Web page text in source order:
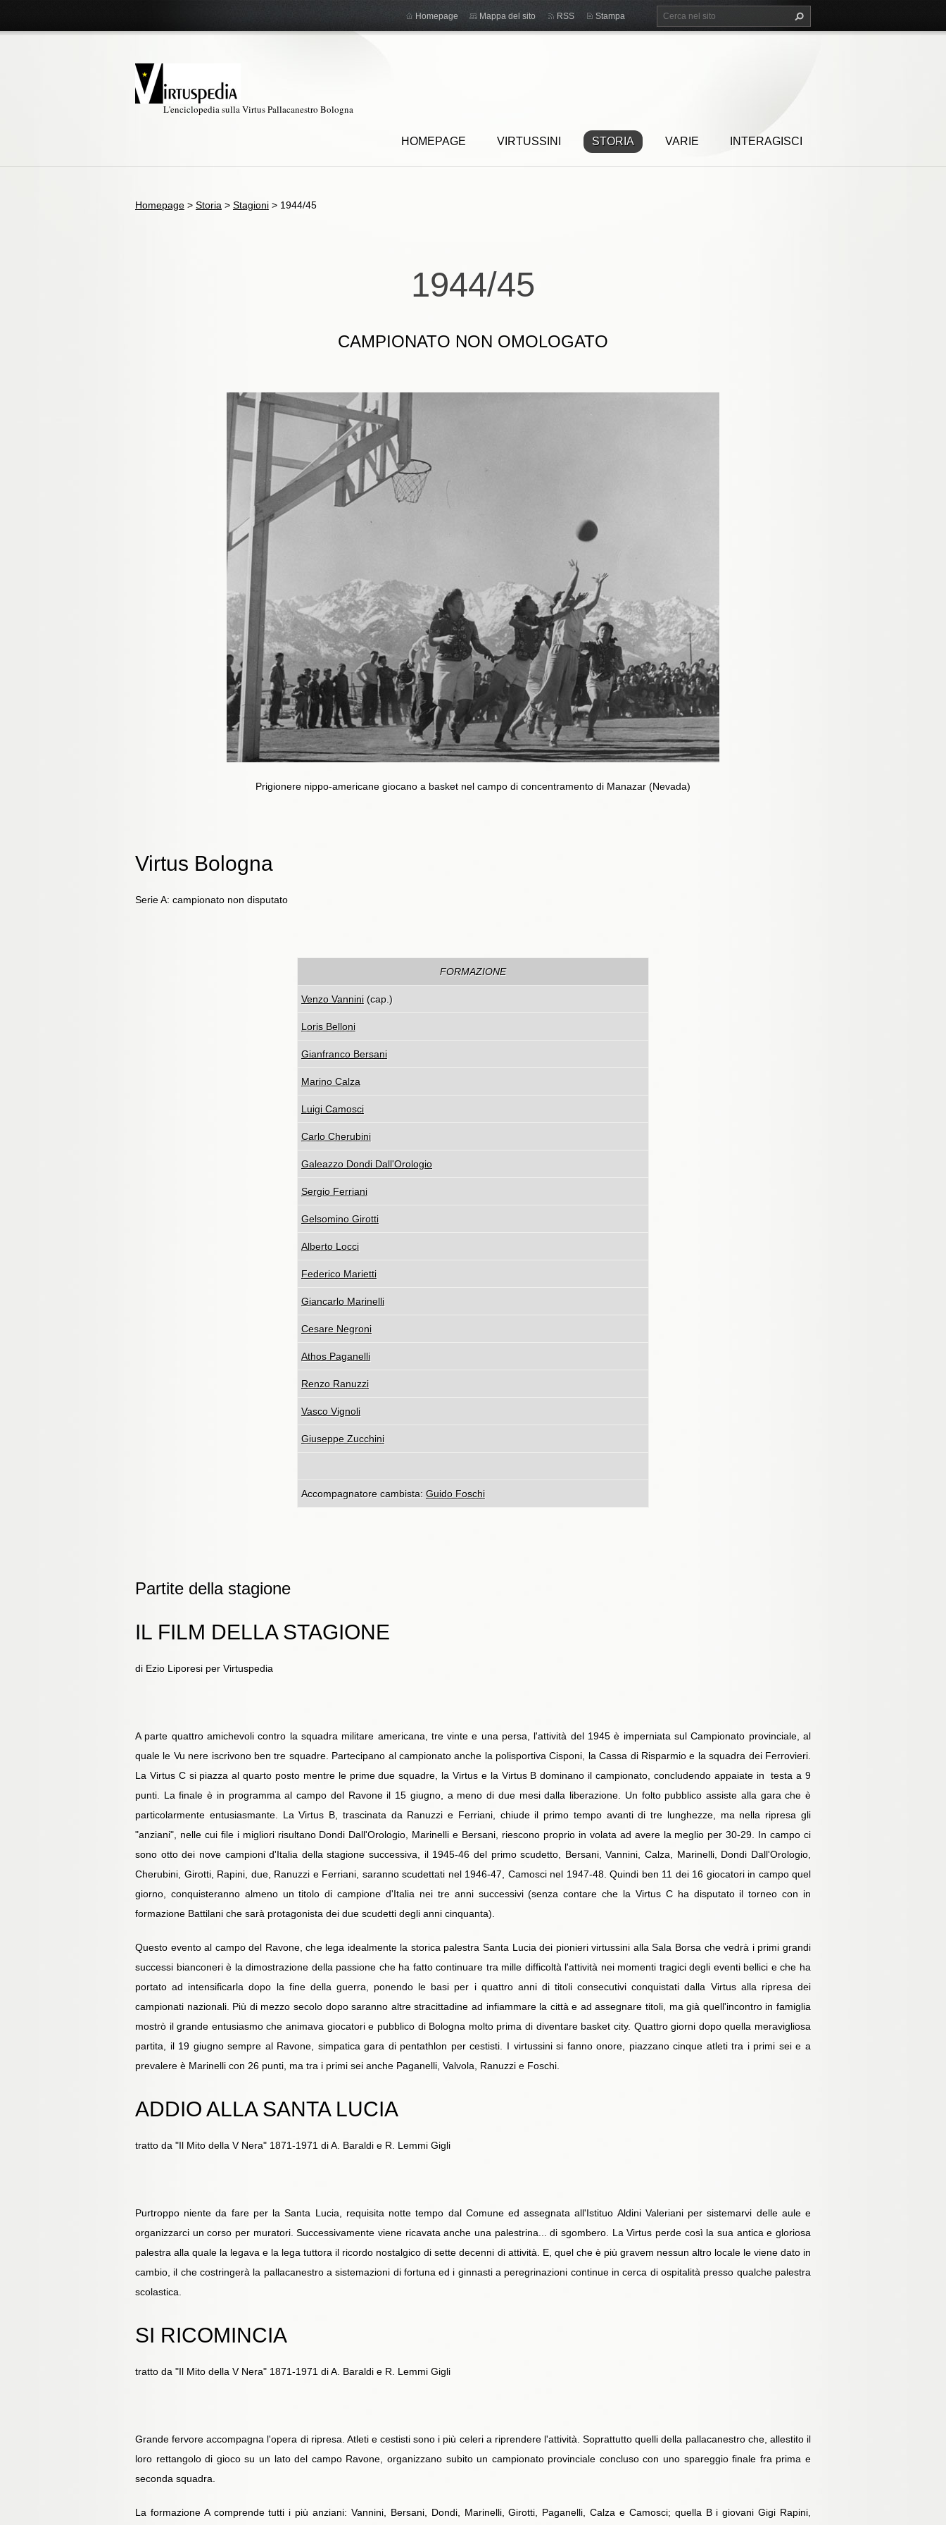
L'enciclopedia sulla Virtus Pallacanestro Bologna
HOMEPAGE VIRTUSSINI STORIA VARIE INTERAGISCI
Homepage Mappa del sito RSS Stampa
Homepage > Storia > Stagioni > 1944/45
1944/45
CAMPIONATO NON OMOLOGATO
Prigionere nippo-americane giocano a basket nel campo di concentramento di Manazar (Nevada)
Virtus Bologna
Serie A: campionato non disputato
FORMAZIONE
Venzo Vannini (cap.)
Loris Belloni
Gianfranco Bersani
Marino Calza
Luigi Camosci
Carlo Cherubini
Galeazzo Dondi Dall'Orologio
Sergio Ferriani
Gelsomino Girotti
Alberto Locci
Federico Marietti
Giancarlo Marinelli
Cesare Negroni
Athos Paganelli
Renzo Ranuzzi
Vasco Vignoli
Giuseppe Zucchini
Accompagnatore cambista: Guido Foschi
Partite della stagione
IL FILM DELLA STAGIONE
di Ezio Liporesi per Virtuspedia
A parte quattro amichevoli contro la squadra militare americana, tre vinte e una persa, l'attività del 1945 è imperniata sul Campionato provinciale, al
quale le Vu nere iscrivono ben tre squadre. Partecipano al campionato anche la polisportiva Cisponi, la Cassa di Risparmio e la squadra dei Ferrovieri.
La Virtus C si piazza al quarto posto mentre le prime due squadre, la Virtus e la Virtus B dominano il campionato, concludendo appaiate in testa a 9
punti. La finale è in programma al campo del Ravone il 15 giugno, a meno di due mesi dalla liberazione. Un folto pubblico assiste alla gara che è
particolarmente entusiasmante. La Virtus B, trascinata da Ranuzzi e Ferriani, chiude il primo tempo avanti di tre lunghezze, ma nella ripresa gli
"anziani", nelle cui file i migliori risultano Dondi Dall'Orologio, Marinelli e Bersani, riescono proprio in volata ad avere la meglio per 30-29. In campo ci
sono otto dei nove campioni d'Italia della stagione successiva, il 1945-46 del primo scudetto, Bersani, Vannini, Calza, Marinelli, Dondi Dall'Orologio,
Cherubini, Girotti, Rapini, due, Ranuzzi e Ferriani, saranno scudettati nel 1946-47, Camosci nel 1947-48. Quindi ben 11 dei 16 giocatori in campo quel
giorno, conquisteranno almeno un titolo di campione d'Italia nei tre anni successivi (senza contare che la Virtus C ha disputato il torneo con in
formazione Battilani che sarà protagonista dei due scudetti degli anni cinquanta).
Questo evento al campo del Ravone, che lega idealmente la storica palestra Santa Lucia dei pionieri virtussini alla Sala Borsa che vedrà i primi grandi
successi bianconeri è la dimostrazione della passione che ha fatto continuare tra mille difficoltà l'attività nei momenti tragici degli eventi bellici e che ha
portato ad intensificarla dopo la fine della guerra, ponendo le basi per i quattro anni di titoli consecutivi conquistati dalla Virtus alla ripresa dei
campionati nazionali. Più di mezzo secolo dopo saranno altre stracittadine ad infiammare la città e ad assegnare titoli, ma già quell'incontro in famiglia
mostrò il grande entusiasmo che animava giocatori e pubblico di Bologna molto prima di diventare basket city. Quattro giorni dopo quella meravigliosa
partita, il 19 giugno sempre al Ravone, simpatica gara di pentathlon per cestisti. I virtussini si fanno onore, piazzano cinque atleti tra i primi sei e a
prevalere è Marinelli con 26 punti, ma tra i primi sei anche Paganelli, Valvola, Ranuzzi e Foschi.
ADDIO ALLA SANTA LUCIA
tratto da "Il Mito della V Nera" 1871-1971 di A. Baraldi e R. Lemmi Gigli
Purtroppo niente da fare per la Santa Lucia, requisita notte tempo dal Comune ed assegnata all'Istituo Aldini Valeriani per sistemarvi delle aule e
organizzarci un corso per muratori. Successivamente viene ricavata anche una palestrina... di sgombero. La Virtus perde così la sua antica e gloriosa
palestra alla quale la legava e la lega tuttora il ricordo nostalgico di sette decenni di attività. E, quel che è più gravem nessun altro locale le viene dato in
cambio, il che costringerà la pallacanestro a sistemazioni di fortuna ed i ginnasti a peregrinazioni continue in cerca di ospitalità presso qualche palestra
scolastica.
SI RICOMINCIA
tratto da "Il Mito della V Nera" 1871-1971 di A. Baraldi e R. Lemmi Gigli
Grande fervore accompagna l'opera di ripresa. Atleti e cestisti sono i più celeri a riprendere l'attività. Soprattutto quelli della pallacanestro che, allestito il
loro rettangolo di gioco su un lato del campo Ravone, organizzano subito un campionato provinciale concluso con uno spareggio finale fra prima e
seconda squadra.
La formazione A comprende tutti i più anziani: Vannini, Bersani, Dondi, Marinelli, Girotti, Paganelli, Calza e Camosci; quella B i giovani Gigi Rapini,